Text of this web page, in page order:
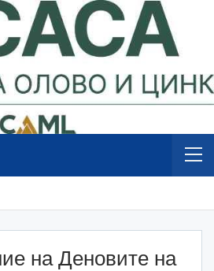
на Деновите на